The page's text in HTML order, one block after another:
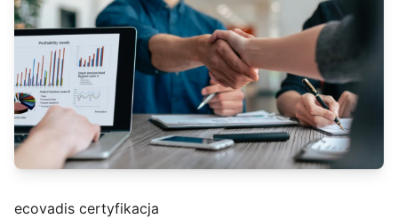
ecovadis certyfikacja